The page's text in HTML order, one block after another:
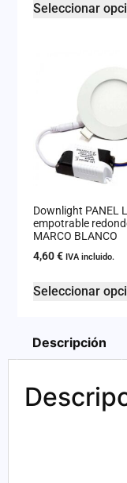
Seleccionar
Downlight PANEL
empotrable
MARCO BLANCO
4,60€ IVA incluido.
Seleccionar
Descripción